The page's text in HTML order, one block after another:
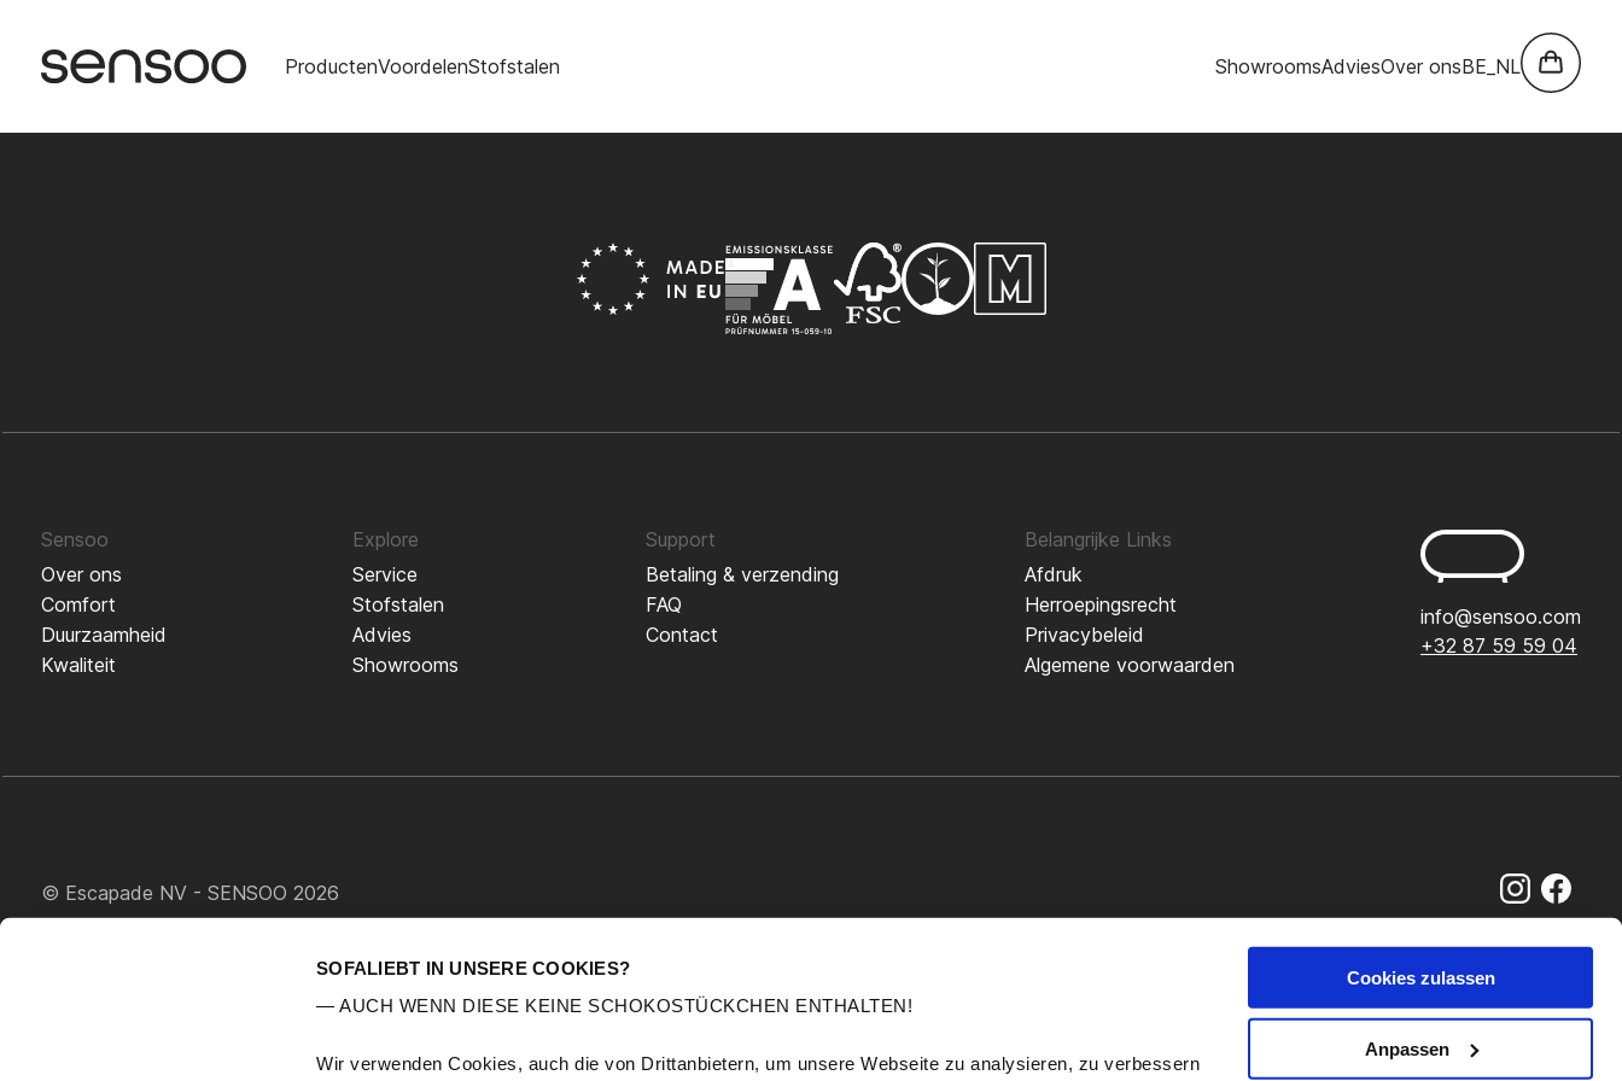
SOFALIEBT IN UNSERE COOKIES?
— AUCH WENN DIESE KEINE SCHOKOSTÜCKCHEN ENTHALTEN!
Wir verwenden Cookies, auch die von Drittanbietern, um unsere Webseite zu analysieren, zu verbessern
Cookies zulassen
Anpassen
ProductenVoordelenStofstalen ShowroomsAdviesOver onsBE_NL
Sensoo
Over ons
Comfort
Duurzaamheid
Kwaliteit
Explore
Service
Stofstalen
Advies
Showrooms
Support
Betaling & verzending
FAQ
Contact
Belangrijke Links
Afdruk
Herroepingsrecht
Privacybeleid
Algemene voorwaarden
info@sensoo.com
+32 87 59 59 04
© Escapade NV - SENSOO 2026
All prices incl. VAT.